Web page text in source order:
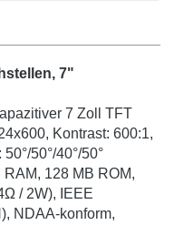
7"
7 Zoll TFT
Kontrast: 600:1,
50°/40°/50°
128 MB ROM,
/ 2W), IEEE
NDAA-konform,